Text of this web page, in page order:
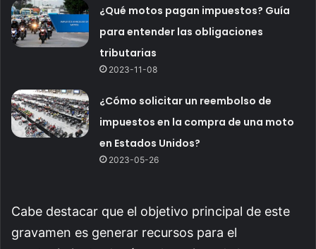
¿Qué motos pagan impuestos? Guía
para entender las obligaciones
tributarias
2023-11-08
¿Cómo solicitar un reembolso de
impuestos en la compra de una moto
en Estados Unidos?
2023-05-26
Cabe destacar que el objetivo principal de este
gravamen es generar recursos para el